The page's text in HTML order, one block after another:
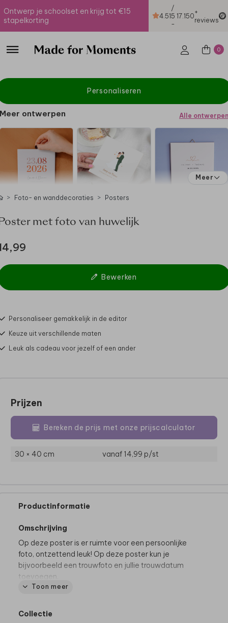
Ontwerp je schoolset en krijg tot €15
stapelkorting
4.51
/
5
-
17.150+
reviews
0
Personaliseren
Meer ontwerpen Alle ontwerpen
Meer
Foto- en wanddecoraties Posters
met foto van huwelijk
Bewerken
Personaliseer gemakkelijk in de editor
Keuze uit verschillende maten
Leuk als cadeau voor jezelf of een ander
Prijzen
Bereken de prijs met onze prijscalculator
30 × 40 cm vanaf 14,99 p/st
Productinformatie
Omschrijving
Op deze poster is er ruimte voor een persoonlijke
foto, ontzettend leuk! Op deze poster kun je
bijvoorbeeld een trouwfoto en jullie trouwdatum
toevoegen.
• Volledig bewerkbaar en te personaliseren
Toon meer
Collectie